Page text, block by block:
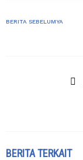
BERITA SEBELUMYA
BERITA TERKAIT